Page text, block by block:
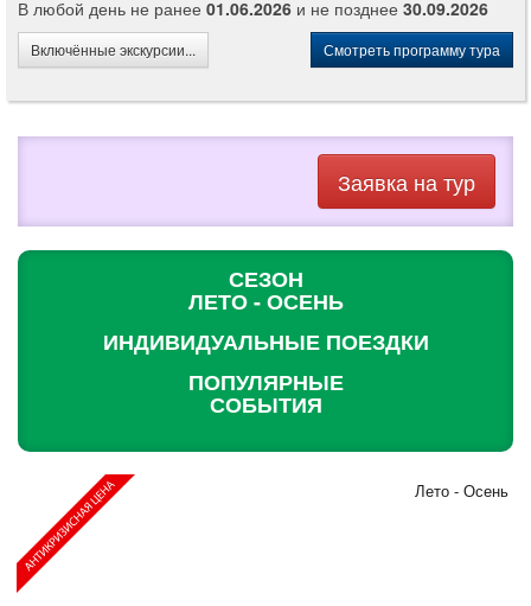
В любой день не ранее 01.06.2026 и не позднее 30.09.2026
Включённые экскурсии... Смотреть программу тура
Заявка на тур
СЕЗОН
ЛЕТО - ОСЕНЬ
ИНДИВИДУАЛЬНЫЕ ПОЕЗДКИ
ПОПУЛЯРНЫЕ
СОБЫТИЯ
Лето - Осень